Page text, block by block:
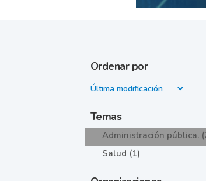
Ordenar por
Temas
Administración pública.
Salud (1)